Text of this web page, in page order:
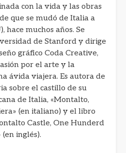
con la vida y las obras
que se mudó de Italia a
hace muchos años. Se
de Stanford y dirige
gráfico Coda Creative,
por el arte y la
ávida viajera. Es autora de
sobre el castillo de su
de Italia, «Montalto,
(en italiano) y el libro
Castle, One Hunderd
inglés).